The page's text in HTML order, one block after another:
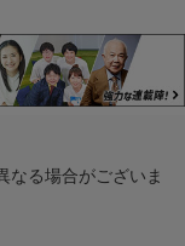
なる場合がございま